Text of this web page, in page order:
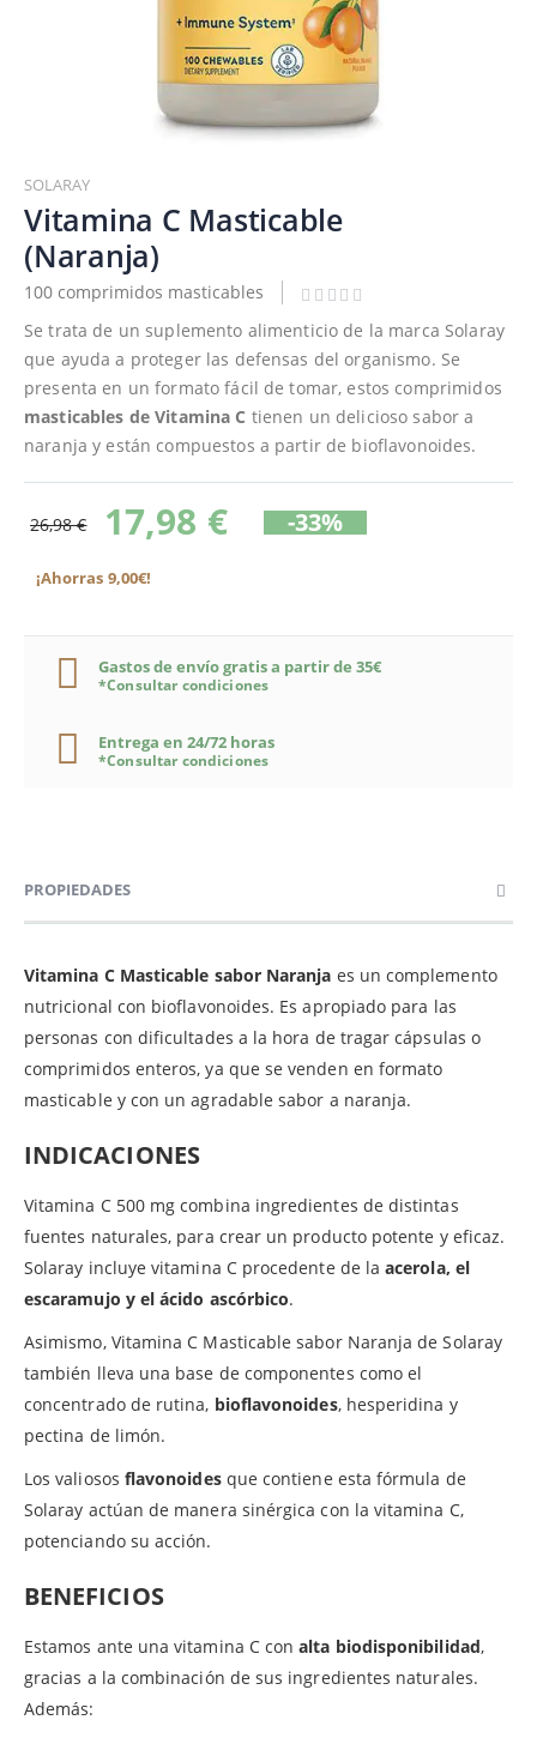
al
comienzo
de
la
galería
imágenes
SOLARAY
Vitamina C Masticable
(Naranja)
100 comprimidos masticables
Se trata de un suplemento alimenticio de la marca Solaray
que ayuda a proteger las defensas del organismo. Se
presenta en un formato fácil de tomar, estos comprimidos
masticables de Vitamina C tienen un delicioso sabor a
naranja y están compuestos a partir de bioflavonoides.
26,98 € 17,98 € -33%
¡Ahorras 9,00€!
Gastos de envío gratis a partir de 35€
*Consultar condiciones
Entrega en 24/72 horas
*Consultar condiciones
PROPIEDADES
Vitamina C Masticable sabor Naranja es un complemento
nutricional con bioflavonoides. Es apropiado para las
personas con dificultades a la hora de tragar cápsulas o
comprimidos enteros, ya que se venden en formato
masticable y con un agradable sabor a naranja.
INDICACIONES
Vitamina C 500 mg combina ingredientes de distintas
fuentes naturales, para crear un producto potente y eficaz.
Solaray incluye vitamina C procedente de laacerola, el
escaramujo y el ácido ascórbico.
Asimismo, Vitamina C Masticable sabor Naranja de Solaray
también lleva una base de componentes como el
concentrado de rutina, bioflavonoides, hesperidina y
pectina de limón.
Los valiosos flavonoidesque contiene esta fórmula de
Solaray actúan de manera sinérgica con la vitamina C,
potenciando su acción.
BENEFICIOS
Estamos ante una vitamina C conalta biodisponibilidad,
gracias a la combinación de sus ingredientes naturales.
Además: